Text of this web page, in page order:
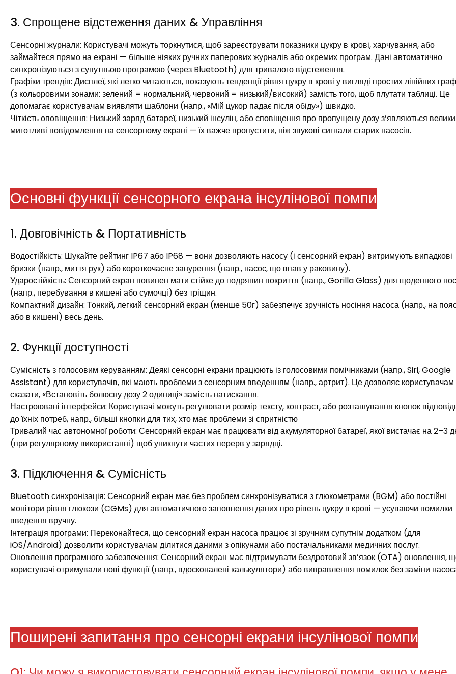
3. Спрощене відстеження даних & Управління
Сенсорні журнали: Користувачі можуть торкнутися, щоб зареєструвати показники цукру в крові, харчування, або
займайтеся прямо на екрані — більше ніяких ручних паперових журналів або окремих програм. Дані автоматично
синхронізуються з супутньою програмою (через Bluetooth) для тривалого відстеження.​
Графіки трендів: Дисплеї, які легко читаються, показують тенденції рівня цукру в крові у вигляді простих лінійних
(з кольоровими зонами: зелений = нормальний, червоний = низький/високий) замість того, щоб плутати таблиці. Це
допомагає користувачам виявляти шаблони (напр., «Мій цукор падає після обіду») швидко.​
Чіткість оповіщення: Низький заряд батареї, низький інсулін, або сповіщення про пропущену дозу з’являються
миготливі повідомлення на сенсорному екрані — їх важче пропустити, ніж звукові сигнали старих насосів.​
Основні функції сенсорного екрана інсулінової помпи
1. Довговічність & Портативність
Водостійкість: Шукайте рейтинг IP67 або IP68 — вони дозволяють насосу (і сенсорний екран) витримують випадкові
бризки (напр., миття рук) або короткочасне занурення (напр., насос, що впав у раковину).​
Ударостійкість: Сенсорний екран повинен мати стійке до подряпин покриття (напр., Gorilla Glass) для щоденного
(напр., перебування в кишені або сумочці) без тріщин.​
Компактний дизайн: Тонкий, легкий сенсорний екран (менше 50г) забезпечує зручність носіння насоса (напр., на
або в кишені) весь день.​
2. Функції доступності
Сумісність з голосовим керуванням: Деякі сенсорні екрани працюють із голосовими помічниками (напр., Siri, Google
Assistant) для користувачів, які мають проблеми з сенсорним введенням (напр., артрит). Це дозволяє користувачам
сказати, «Встановіть болюсну дозу 2 одиниці» замість натискання.​
Настроювані інтерфейси: Користувачі можуть регулювати розмір тексту, контраст, або розташування кнопок
до їхніх потреб, напр., більші кнопки для тих, хто має проблеми зі спритністю
Тривалий час автономної роботи: Сенсорний екран має працювати від акумуляторної батареї, якої вистачає на 2–3
(при регулярному використанні) щоб уникнути частих перерв у зарядці.​
3. Підключення & Сумісність
Bluetooth синхронізація: Сенсорний екран має без проблем синхронізуватися з глюкометрами (BGM) або постійні
монітори рівня глюкози (CGMs) для автоматичного заповнення даних про рівень цукру в крові — усуваючи помилки
введення вручну.​
Інтеграція програми: Переконайтеся, що сенсорний екран насоса працює зі зручним супутнім додатком (для
iOS/Android) дозволити користувачам ділитися даними з опікунами або постачальниками медичних послуг.​
Оновлення програмного забезпечення: Сенсорний екран має підтримувати бездротовий зв’язок (OTA) оновлення,
користувачі отримували нові функції (напр., вдосконалені калькулятори) або виправлення помилок без заміни
Поширені запитання про сенсорні екрани інсулінової помпи